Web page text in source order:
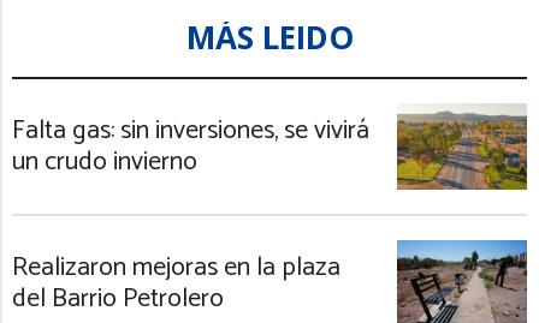
MÁS LEIDO
Falta gas: sin inversiones, se vivirá
un crudo invierno
Realizaron mejoras en la plaza
del Barrio Petrolero